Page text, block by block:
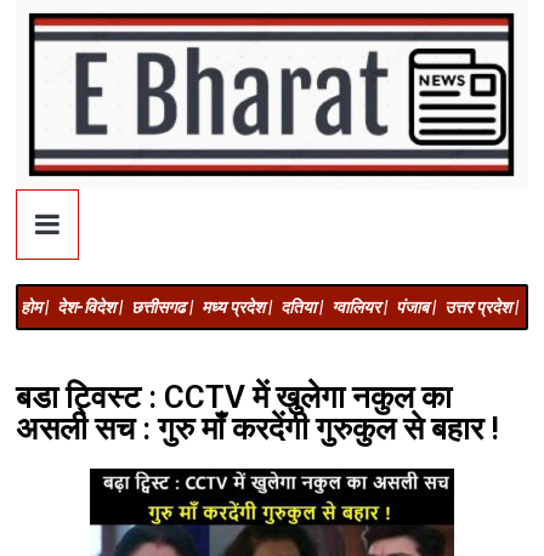
होम | देश-विदेश | छत्तीसगढ | मध्य प्रदेश | दतिया | ग्वालियर | पंजाब | उत्तर प्रदेश |
बडा ट्विस्ट : CCTV में खुलेगा नकुल का
असली सच : गुरु माँ करदेंगी गुरुकुल से बहार !